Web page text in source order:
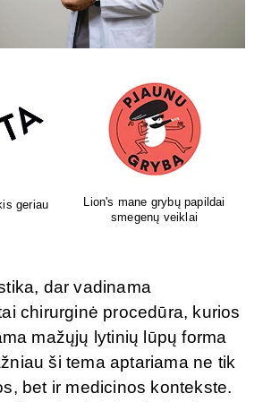
geriau
Lion's mane grybų papildai
smegenų veiklai
dar vadinama
chirurginė procedūra, kurios
mažųjų lytinių lūpų forma
ši tema aptariama ne tik
bet ir medicinos kontekste.